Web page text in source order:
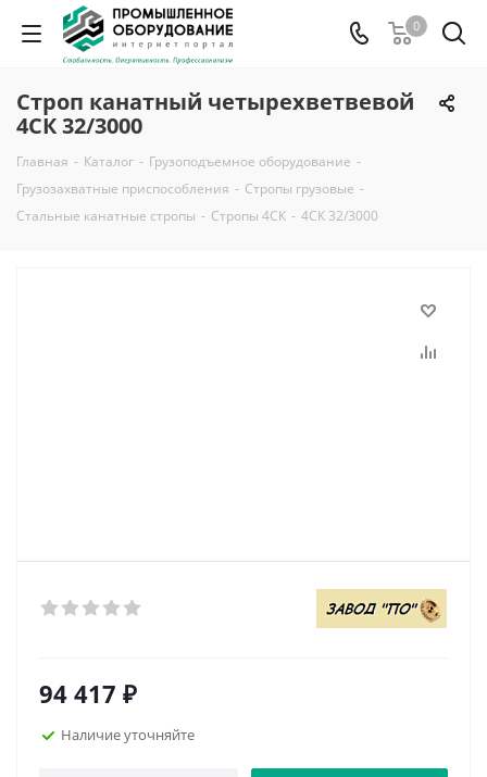
0
Строп канатный четырехветвевой
4СК 32/3000
Главная - Каталог - Грузоподъемное оборудование -
Грузозахватные приспособления - Стропы грузовые -
Стальные канатные стропы - Стропы 4СК - 4СК 32/3000
94 417 ₽
Наличие уточняйте